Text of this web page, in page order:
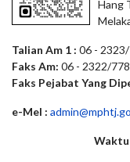
Hang
Talian Am 1 : 06 -
Faks Am: 06 - 2322/778
Faks Pejabat Yang
e-Mel :
Waktu